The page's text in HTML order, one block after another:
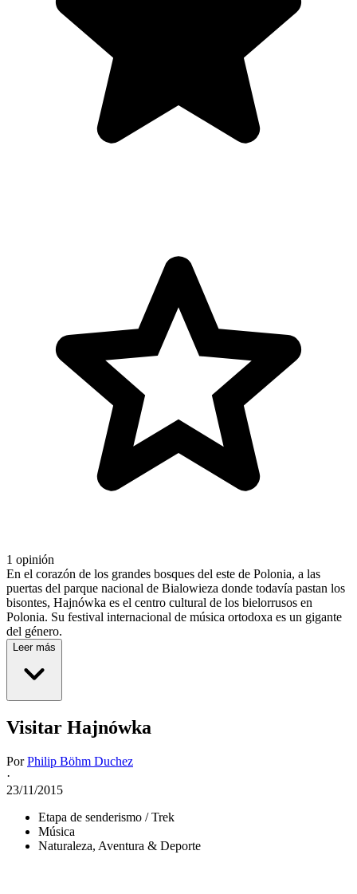
1 opinión
En el corazón de los grandes bosques del este de Polonia, a las
puertas del parque nacional de Bialowieza donde todavía pastan los
bisontes, Hajnówka es el centro cultural de los bielorrusos en
Polonia. Su festival internacional de música ortodoxa es un gigante
del género.
Leer más
Visitar Hajnówka
PorPhilip Böhm Duchez
·
23/11/2015
Etapa de senderismo / Trek
Música
Naturaleza, Aventura & Deporte